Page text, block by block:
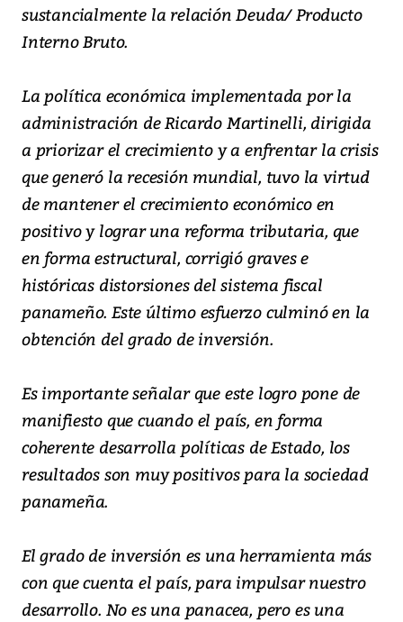
sustancialmente la relación Deuda/ Producto
Interno Bruto.
La política económica implementada por la
administración de Ricardo Martinelli, dirigida
a priorizar el crecimiento y a enfrentar la crisis
que generó la recesión mundial, tuvo la virtud
de mantener el crecimiento económico en
positivo y lograr una reforma tributaria, que
en forma estructural, corrigió graves e
históricas distorsiones del sistema fiscal
panameño. Este último esfuerzo culminó en la
obtención del grado de inversión.
Es importante señalar que este logro pone de
manifiesto que cuando el país, en forma
coherente desarrolla políticas de Estado, los
resultados son muy positivos para la sociedad
panameña.
El grado de inversión es una herramienta más
con que cuenta el país, para impulsar nuestro
desarrollo. No es una panacea, pero es una